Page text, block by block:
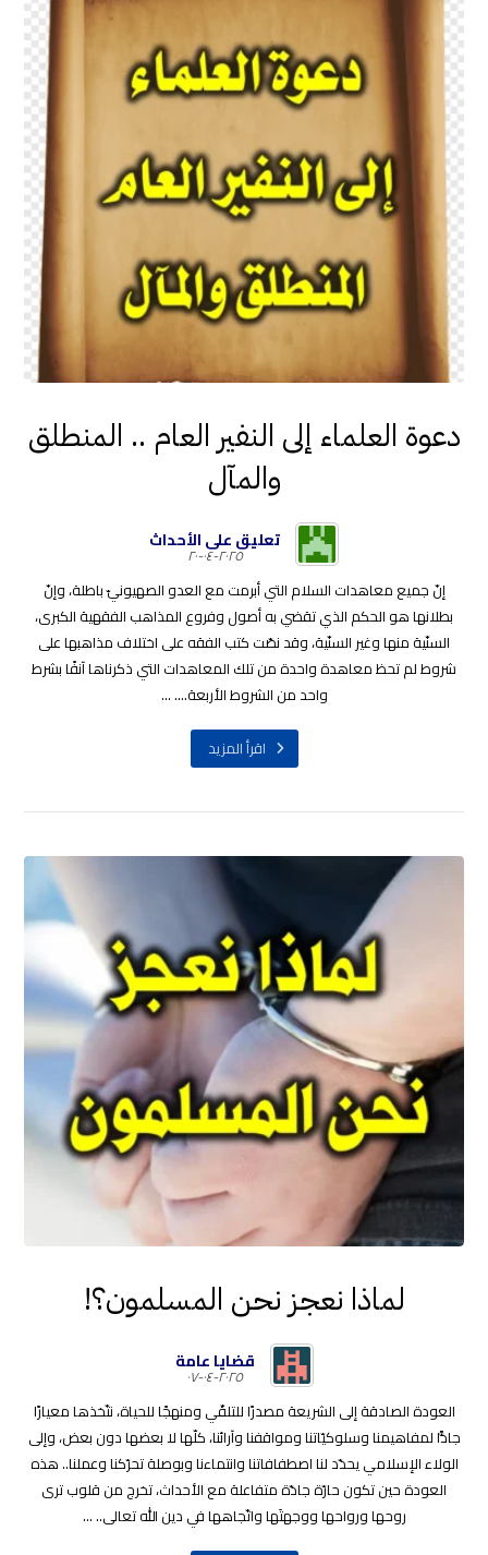
دعوة العلماء إلى النفير العام .. المنطلق
والمآل
تعليق على الأحداث
٢٠٢٥-٠٤-٢٠
إنّ جميع معاهدات السلام التي أبرمت مع العدو الصهيونيّ باطلة، وإنّ
بطلانها هو الحكم الذي تقضي به أصول وفروع المذاهب الفقهية الكبرى،
السنّية منها وغير السنّية، وقد نصّت كتب الفقه على اختلاف مذاهبها على
شروط لم تحظ معاهدة واحدة من تلك المعاهدات التي ذكرناها آنفًا بشرط
واحد من الشروط الأربعة.... ...
اقرأ المزيد
لماذا نعجز نحن المسلمون؟!
قضايا عامة
٢٠٢٥-٠٤-٠٧
العودة الصادقة إلى الشريعة مصدرًا للتلقّي ومنهجًا للحياة، نتّخذها معيارًا
جادًّا لمفاهيمنا وسلوكيّاتنا ومواقفنا وآرائنا، كلّها لا بعضها دون بعض، وإلى
الولاء الإسلامي يحدّد لنا اصطفافاتنا وانتماءنا وبوصلة تحرّكنا وعملنا.. هذه
العودة حين تكون حارّة جادّة متفاعلة مع الأحداث، تخرج من قلوب ترى
روحها ورواحها ووجهتَها واتّجاهها في دين الله تعالى.. ...